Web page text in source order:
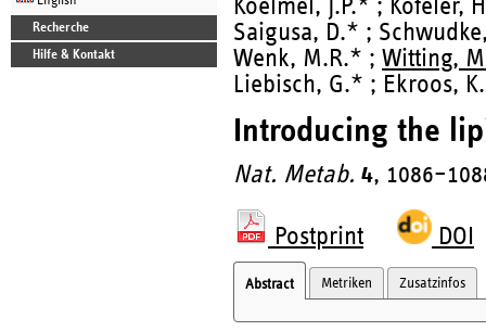
Recherche
Hilfe & Kontakt
Koelmel, J.P.* ; Köfeler,
Saigusa, D.* ;
Wenk, M.R.* ; Witting,
Liebisch, G.* ; Ekroos,
Introducing the
Nat. Metab. 4,
Postprint DOI
Abstract Metriken Zusatzinfos